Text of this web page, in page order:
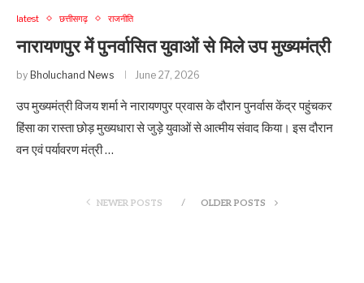
latest छत्तीसगढ़ राजनीति
नारायणपुर में पुनर्वासित युवाओं से मिले उप मुख्यमंत्री
by Bholuchand News June 27, 2026
उप मुख्यमंत्री विजय शर्मा ने नारायणपुर प्रवास के दौरान पुनर्वास केंद्र पहुंचकर
हिंसा का रास्ता छोड़ मुख्यधारा से जुड़े युवाओं से आत्मीय संवाद किया। इस दौरान
वन एवं पर्यावरण मंत्री …
NEWER POSTS OLDER POSTS